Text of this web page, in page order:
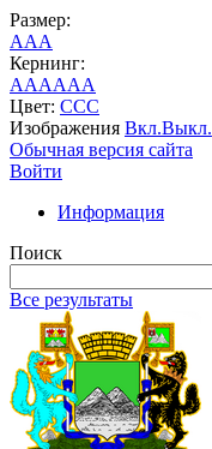
Размер:
AAA
Кернинг:
AAAAAA
Цвет: CCC
Изображения Вкл.Выкл.
Обычная версия сайта
Войти
Информация
Поиск
Все результаты